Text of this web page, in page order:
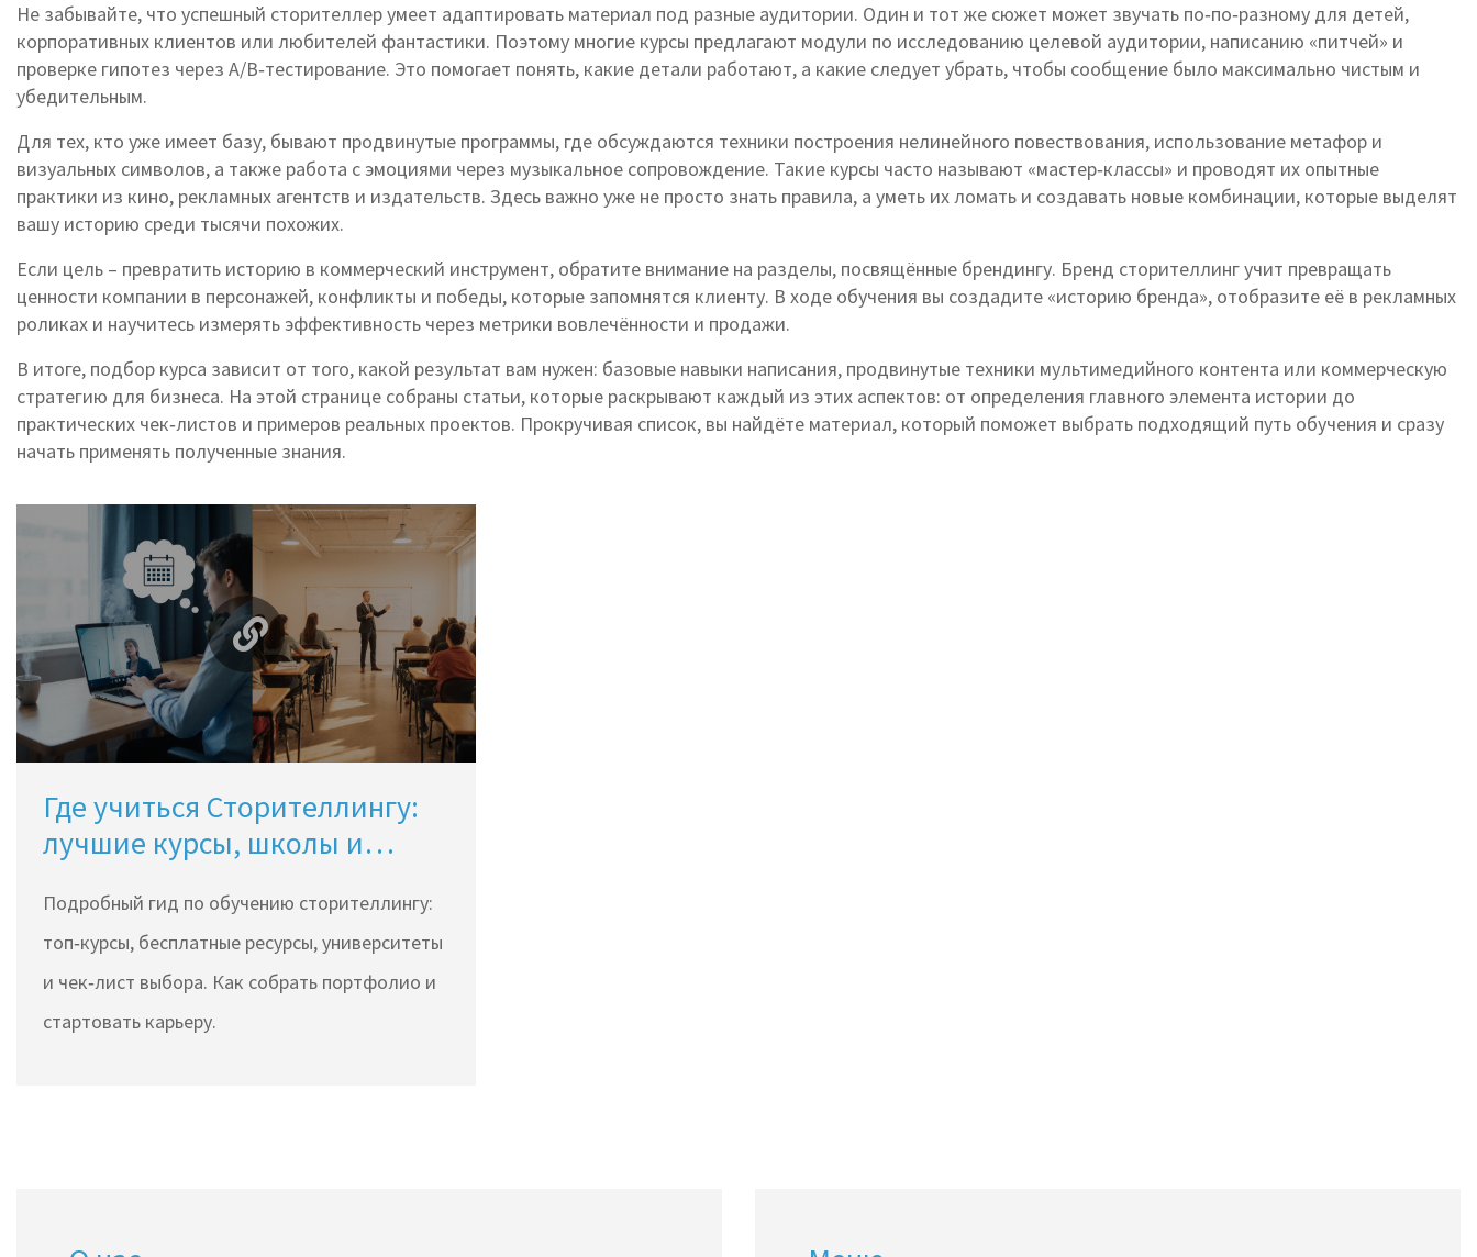
Не забывайте, что успешный сторителлер умеет адаптировать материал под разные аудитории. Один и тот же сюжет может звучать по‑по‑разному для детей,
корпоративных клиентов или любителей фантастики. Поэтому многие курсы предлагают модули по исследованию целевой аудитории, написанию «питчей» и
проверке гипотез через A/B‑тестирование. Это помогает понять, какие детали работают, а какие следует убрать, чтобы сообщение было максимально чистым и
убедительным.
Для тех, кто уже имеет базу, бывают продвинутые программы, где обсуждаются техники построения нелинейного повествования, использование метафор и
визуальных символов, а также работа с эмоциями через музыкальное сопровождение. Такие курсы часто называют «мастер‑классы» и проводят их опытные
практики из кино, рекламных агентств и издательств. Здесь важно уже не просто знать правила, а уметь их ломать и создавать новые комбинации, которые выделят
вашу историю среди тысячи похожих.
Если цель – превратить историю в коммерческий инструмент, обратите внимание на разделы, посвящённые брендингу. Бренд сторителлинг учит превращать
ценности компании в персонажей, конфликты и победы, которые запомнятся клиенту. В ходе обучения вы создадите «историю бренда», отобразите её в рекламных
роликах и научитесь измерять эффективность через метрики вовлечённости и продажи.
В итоге, подбор курса зависит от того, какой результат вам нужен: базовые навыки написания, продвинутые техники мультимедийного контента или коммерческую
стратегию для бизнеса. На этой странице собраны статьи, которые раскрывают каждый из этих аспектов: от определения главного элемента истории до
практических чек‑листов и примеров реальных проектов. Прокручивая список, вы найдёте материал, который поможет выбрать подходящий путь обучения и сразу
начать применять полученные знания.
Где учиться Сторителлингу:
лучшие курсы, школы и
Подробный гид по обучению сторителлингу:
топ‑курсы, бесплатные ресурсы, университеты
и чек‑лист выбора. Как собрать портфолио и
стартовать карьеру.